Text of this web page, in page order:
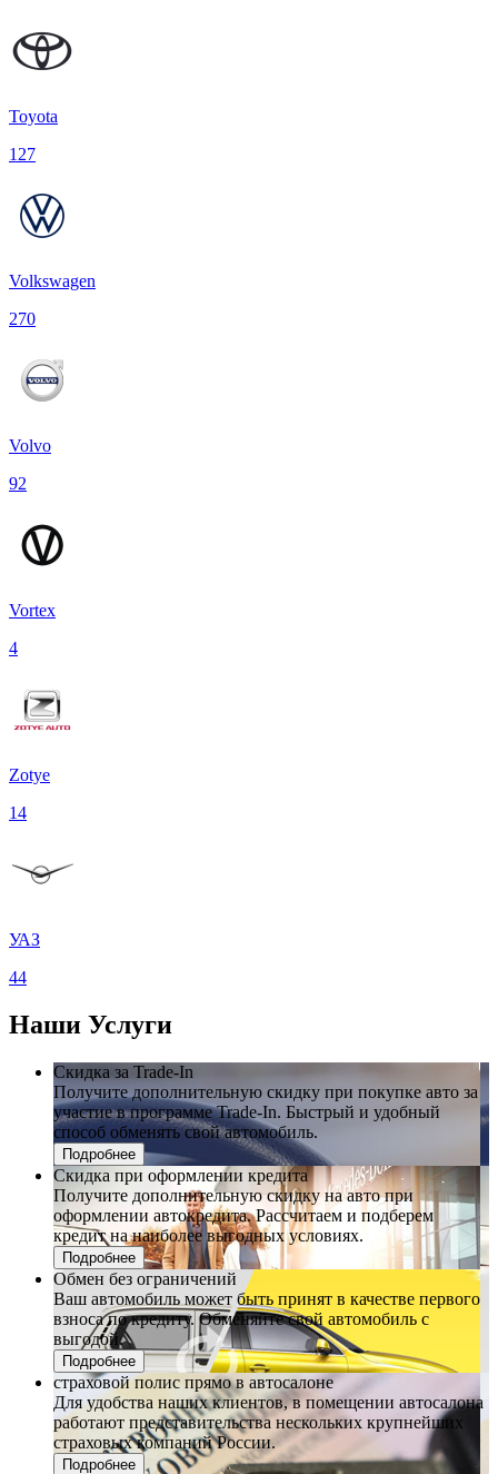
Toyota
127
Volkswagen
270
Volvo
92
Vortex
4
Zotye
14
УАЗ
44
Наши Услуги
Скидка за Trade-In
Получите дополнительную скидку при покупке авто за
участие в программе Trade-In. Быстрый и удобный
способ обменять свой автомобиль.
Подробнее
Скидка при оформлении кредита
Получите дополнительную скидку на авто при
оформлении автокредита. Рассчитаем и подберем
кредит на наиболее выгодных условиях.
Подробнее
Обмен без ограничений
Ваш автомобиль может быть принят в качестве первого
взноса по кредиту. Обменяйте свой автомобиль с
выгодой.
Подробнее
страховой полис прямо в автосалоне
Для удобства наших клиентов, в помещении автосалона
работают представительства нескольких крупнейших
страховых компаний России.
Подробнее